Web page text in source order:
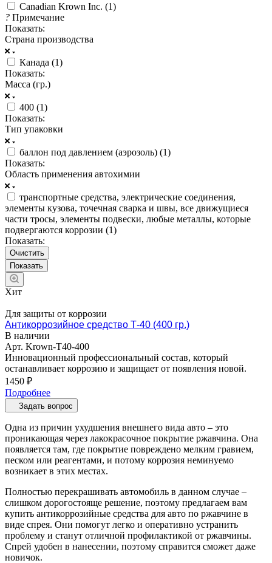
Canadian Krown Inc. (1)
? Примечание
Показать:
Страна производства
Канада (1)
Показать:
Масса (гр.)
400 (1)
Показать:
Тип упаковки
баллон под давлением (аэрозоль) (1)
Показать:
Область применения автохимии
транспортные средства, электрические соединения,
элементы кузова, точечная сварка и швы, все движущиеся
части тросы, элементы подвески, любые металлы, которые
подвергаются коррозии (1)
Показать:
Очистить
Хит
Для защиты от коррозии
Антикоррозийное средство Т-40 (400 гр.)
В наличии
Арт. Krown-T40-400
Инновационный профессиональный состав, который
останавливает коррозию и защищает от появления новой.
1450 ₽
Подробнее
Задать вопрос
Одна из причин ухудшения внешнего вида авто – это
проникающая через лакокрасочное покрытие ржавчина. Она
появляется там, где покрытие повреждено мелким гравием,
песком или реагентами, и потому коррозия неминуемо
возникает в этих местах.
Полностью перекрашивать автомобиль в данном случае –
слишком дорогостояще решение, поэтому предлагаем вам
купить антикоррозийные средства для авто по ржавчине в
виде спрея. Они помогут легко и оперативно устранить
проблему и станут отличной профилактикой от ржавчины.
Спрей удобен в нанесении, поэтому справится сможет даже
новичок.